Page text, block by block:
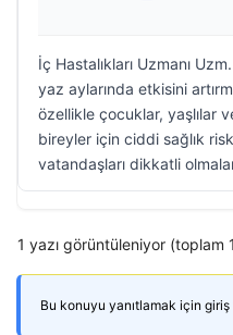
İç Hastalıkları Uzmanı
yaz aylarında etkisini
özellikle çocuklar, yaşlılar
bireyler için ciddi sağlık
vatandaşları dikkatli
1 yazı görüntüleniyor (toplam
Bu konuyu yanıtlamak için giriş